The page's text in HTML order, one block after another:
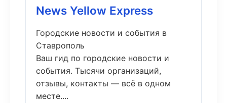
News Yellow Express
Городские новости и события в
Ставрополь
Ваш гид по городские новости и
события. Тысячи организаций,
отзывы, контакты — всё в одном
месте....